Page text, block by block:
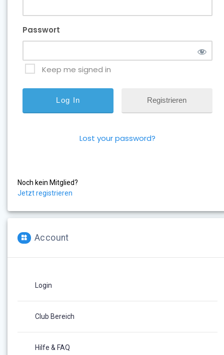
Passwort
Keep me signed in
Registrieren
Lost your password?
Noch kein Mitglied?
Jetzt registrieren
Account
Login
Club Bereich
Hilfe & FAQ